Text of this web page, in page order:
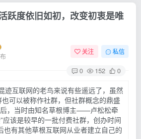
跃度依旧如初，改变初衷是唯
关注 私信
0 152 0
迹互联网的老鸟来说有些遥远了，虽然
可以被称作社群，但社群概念的鼎盛
，当时由知名草根博主——卢松松牵
应该是较早的一批付费社群，创办时间
也有其他草根互联网从业者建立自己的